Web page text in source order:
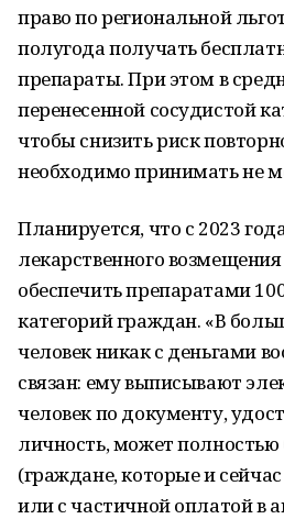
право по региональной
полугода получать
препараты. При этом в
перенесенной сосудистой
чтобы снизить риск
необходимо принимать не
Планируется, что с 2023
лекарственного
обеспечить препаратами
категорий граждан. «В
человек никак с деньгами
связан: ему выписывают
человек по документу,
личность, может полностью
(граждане, которые и
или с частичной оплатой в